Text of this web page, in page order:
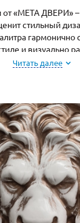
«МЕТА ДВЕРИ» –
стильный
гармонично
и визуально
Читать далее